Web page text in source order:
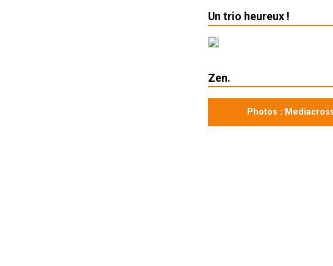
Un trio heureux !
Zen.
Photos :